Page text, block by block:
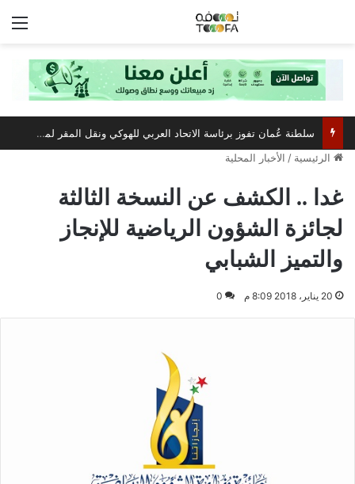
سلطنة عُمان تفوز برئاسة الاتحاد العربي للهوكي ونقل المقر لمسقط
الرئيسية / الأخبار المحلية
غدا .. الكشف عن النسخة الثالثة
لجائزة الشؤون الرياضية للإنجاز
والتميز الشبابي
20 يناير، 2018 8:09 م 0